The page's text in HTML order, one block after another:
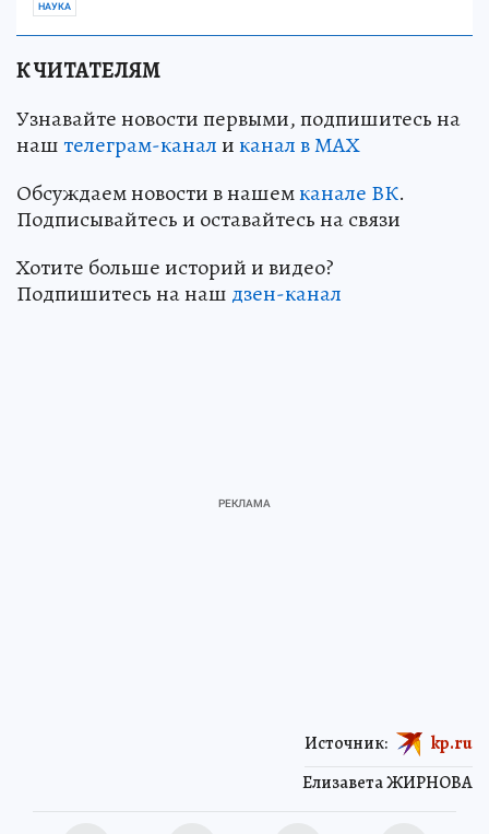
НАУКА
К ЧИТАТЕЛЯМ
Узнавайте новости первыми, подпишитесь на
наштелеграм-каналиканал в МАХ
Обсуждаем новости в нашемканале ВК.
Подписывайтесь и оставайтесь на связи
Хотите больше историй и видео?
Подпишитесь на наш дзен-канал
Елизавета ЖИРНОВА
Источник: kp.ru